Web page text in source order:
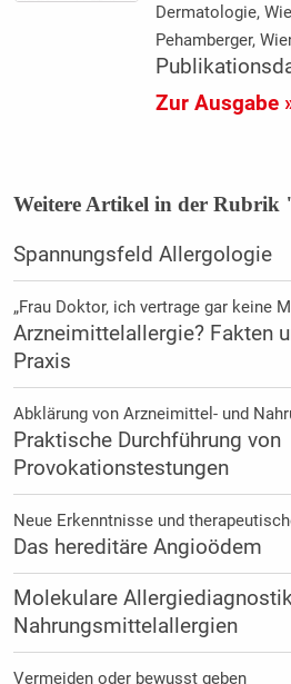
Dermatologie,
Pehamberger,
Zur Ausgabe
Weitere Artikel in der Rubrik
Spannungsfeld Allergologie
„Frau Doktor, ich vertrage gar keine
Arzneimittelallergie? Fakten
Praxis
Abklärung von Arzneimittel- und
Praktische Durchführung von
Provokationstestungen
Neue Erkenntnisse und
Das hereditäre Angioödem
Molekulare
Nahrungsmittelallergien
Vermeiden oder bewusst geben